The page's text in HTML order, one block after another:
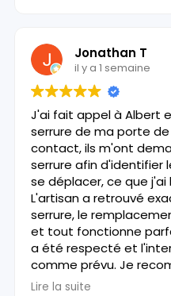
Jonathan T
il y a 1 semaine
J'ai fait appel à Albert
serrure de ma porte
contact, ils m'ont
serrure afin d'identifier
se déplacer, ce que
L'artisan a retrouvé
serrure, le
et tout fonctionne
a été respecté et
comme prévu. Je
et leur
Lire la suite